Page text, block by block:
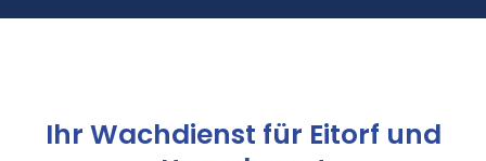
Ihr Wachdienst für Eitorf und